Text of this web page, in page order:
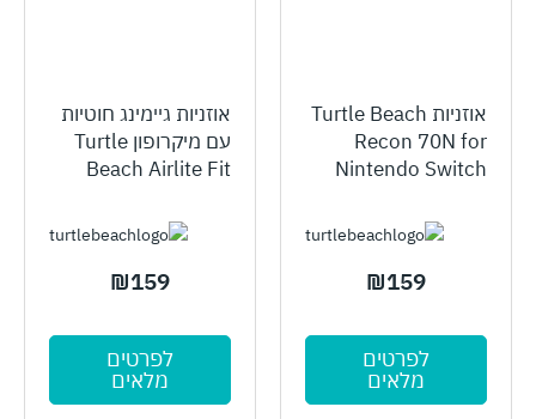
אוזניות Turtle Beach
Recon 70N for
Nintendo Switch
₪159
לפרטים
מלאים
אוזניות גיימינג חוטיות
עם מיקרופון Turtle
Beach Airlite Fit
₪159
לפרטים
מלאים